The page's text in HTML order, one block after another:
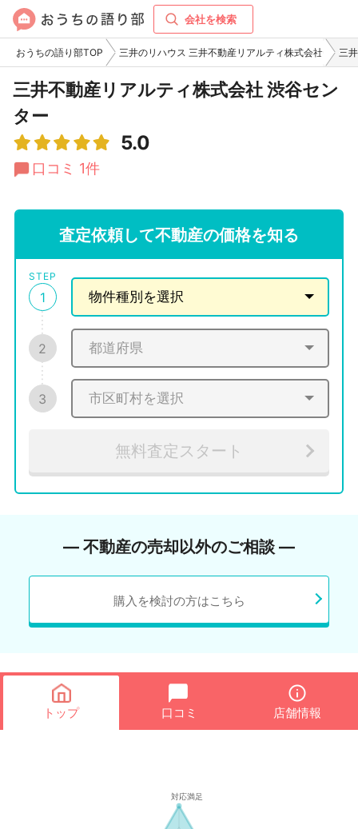
会社を検索
おうちの語り部TOP 三井のリハウス 三井不動産リアルティ株式会社 三
三井不動産リアルティ株式会社 渋谷セン
ター
5.0
口コミ 1件
査定依頼して不動産の価格を知る
STEP
1
2
3
無料査定スタート
― 不動産の売却以外のご相談 ―
購入を検討の方はこちら
トップ 口コミ 店舗情報